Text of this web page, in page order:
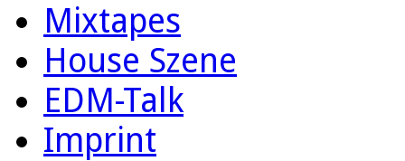
Mixtapes
House Szene
EDM-Talk
Imprint